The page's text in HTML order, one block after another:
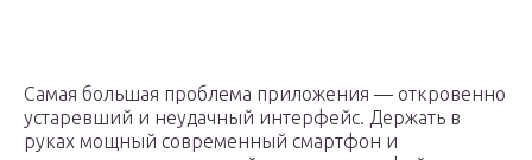
Самая большая проблема приложения — откровенно
устаревший и неудачный интерфейс. Держать в
руках мощный современный смартфон и